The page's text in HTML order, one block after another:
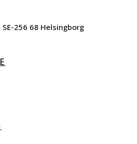
256 68 Helsingborg